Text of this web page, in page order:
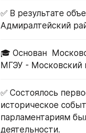
✅ В результате
Адмиралтейский
🎓 Основан
МГЭУ - Московский
✅ Состоялось
историческое
парламентариям
деятельности.